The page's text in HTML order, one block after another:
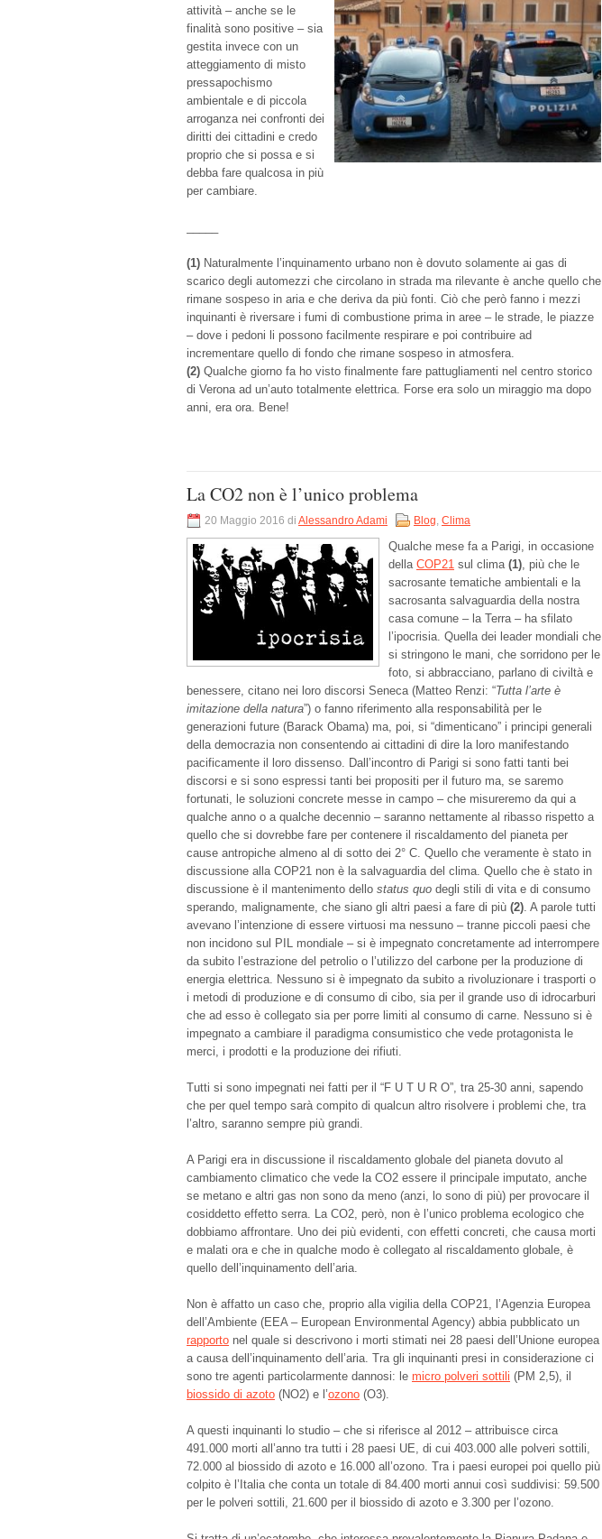
attività – anche se le
finalità sono positive – sia
gestita invece con un
atteggiamento di misto
pressapochismo
ambientale e di piccola
arroganza nei confronti dei
diritti dei cittadini e credo
proprio che si possa e si
debba fare qualcosa in più
per cambiare.
(1) Naturalmente l’inquinamento urbano non è dovuto solamente ai gas di
scarico degli automezzi che circolano in strada ma rilevante è anche quello che
rimane sospeso in aria e che deriva da più fonti. Ciò che però fanno i mezzi
inquinanti è riversare i fumi di combustione prima in aree – le strade, le piazze
– dove i pedoni li possono facilmente respirare e poi contribuire ad
incrementare quello di fondo che rimane sospeso in atmosfera.
(2) Qualche giorno fa ho visto finalmente fare pattugliamenti nel centro storico
di Verona ad un’auto totalmente elettrica. Forse era solo un miraggio ma dopo
anni, era ora. Bene!
La CO2 non è l’unico problema
20 Maggio 2016 di Alessandro Adami Blog, Clima
Qualche mese fa a Parigi, in occasione
della COP21 sul clima (1), più che le
sacrosante tematiche ambientali e la
sacrosanta salvaguardia della nostra
casa comune – la Terra – ha sfilato
l’ipocrisia. Quella dei leader mondiali che
si stringono le mani, che sorridono per le
foto, si abbracciano, parlano di civiltà e
benessere, citano nei loro discorsi Seneca (Matteo Renzi: “Tutta l’arte è
imitazione della natura”) o fanno riferimento alla responsabilità per le
generazioni future (Barack Obama) ma, poi, si “dimenticano” i principi generali
della democrazia non consentendo ai cittadini di dire la loro manifestando
pacificamente il loro dissenso. Dall’incontro di Parigi si sono fatti tanti bei
discorsi e si sono espressi tanti bei propositi per il futuro ma, se saremo
fortunati, le soluzioni concrete messe in campo – che misureremo da qui a
qualche anno o a qualche decennio – saranno nettamente al ribasso rispetto a
quello che si dovrebbe fare per contenere il riscaldamento del pianeta per
cause antropiche almeno al di sotto dei 2° C. Quello che veramente è stato in
discussione alla COP21 non è la salvaguardia del clima. Quello che è stato in
discussione è il mantenimento dello status quo degli stili di vita e di consumo
sperando, malignamente, che siano gli altri paesi a fare di più (2). A parole tutti
avevano l’intenzione di essere virtuosi ma nessuno – tranne piccoli paesi che
non incidono sul PIL mondiale – si è impegnato concretamente ad interrompere
da subito l’estrazione del petrolio o l’utilizzo del carbone per la produzione di
energia elettrica. Nessuno si è impegnato da subito a rivoluzionare i trasporti o
i metodi di produzione e di consumo di cibo, sia per il grande uso di idrocarburi
che ad esso è collegato sia per porre limiti al consumo di carne. Nessuno si è
impegnato a cambiare il paradigma consumistico che vede protagonista le
merci, i prodotti e la produzione dei rifiuti.
Tutti si sono impegnati nei fatti per il “F U T U R O”, tra 25-30 anni, sapendo
che per quel tempo sarà compito di qualcun altro risolvere i problemi che, tra
l’altro, saranno sempre più grandi.
A Parigi era in discussione il riscaldamento globale del pianeta dovuto al
cambiamento climatico che vede la CO2 essere il principale imputato, anche
se metano e altri gas non sono da meno (anzi, lo sono di più) per provocare il
cosiddetto effetto serra. La CO2, però, non è l’unico problema ecologico che
dobbiamo affrontare. Uno dei più evidenti, con effetti concreti, che causa morti
e malati ora e che in qualche modo è collegato al riscaldamento globale, è
quello dell’inquinamento dell’aria.
Non è affatto un caso che, proprio alla vigilia della COP21, l’Agenzia Europea
dell’Ambiente (EEA – European Environmental Agency) abbia pubblicato un
rapporto nel quale si descrivono i morti stimati nei 28 paesi dell’Unione europea
a causa dell’inquinamento dell’aria. Tra gli inquinanti presi in considerazione ci
sono tre agenti particolarmente dannosi: le micro polveri sottili (PM 2,5), il
biossido di azoto (NO2) e l’ozono (O3).
A questi inquinanti lo studio – che si riferisce al 2012 – attribuisce circa
491.000 morti all’anno tra tutti i 28 paesi UE, di cui 403.000 alle polveri sottili,
72.000 al biossido di azoto e 16.000 all’ozono. Tra i paesi europei poi quello più
colpito è l’Italia che conta un totale di 84.400 morti annui così suddivisi: 59.500
per le polveri sottili, 21.600 per il biossido di azoto e 3.300 per l’ozono.